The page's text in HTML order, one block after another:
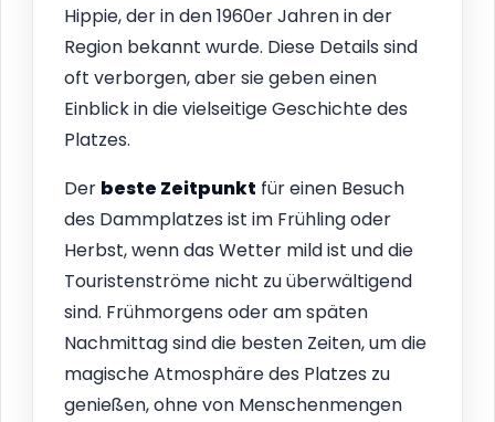
Hippie, der in den 1960er Jahren in der
Region bekannt wurde. Diese Details sind
oft verborgen, aber sie geben einen
Einblick in die vielseitige Geschichte des
Platzes.
Der beste Zeitpunkt für einen Besuch
des Dammplatzes ist im Frühling oder
Herbst, wenn das Wetter mild ist und die
Touristenströme nicht zu überwältigend
sind. Frühmorgens oder am späten
Nachmittag sind die besten Zeiten, um die
magische Atmosphäre des Platzes zu
genießen, ohne von Menschenmengen